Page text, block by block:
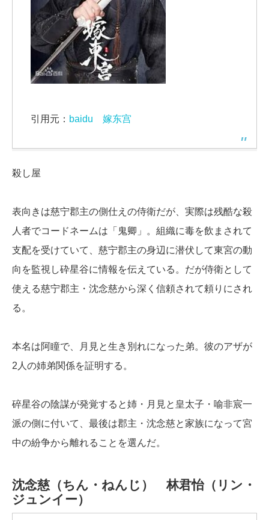
引用元： baidu 嫁东宫
殺し屋
表向きは慈宁郡主の側仕えの侍衛だが、実際は残酷な殺
人者でコードネームは「鬼卿」。組織に毒を飲まされて
支配を受けていて、慈宁郡主の身辺に潜伏して東宮の動
向を監視し砕星谷に情報を伝えている。だが侍衛として
使える慈宁郡主・沈念慈から深く信頼されて頼りにされ
る。
本名は阿瞳で、月見と生き別れになった弟。彼のアザが
2人の姉弟関係を証明する。
碎星谷の陰謀が発覚すると姉・月見と皇太子・喻非宸一
派の側に付いて、最後は郡主・沈念慈と家族になって宮
中の紛争から離れることを選んだ。
沈念慈（ちん・ねんじ）
林君怡（リン・
ジュンイー）